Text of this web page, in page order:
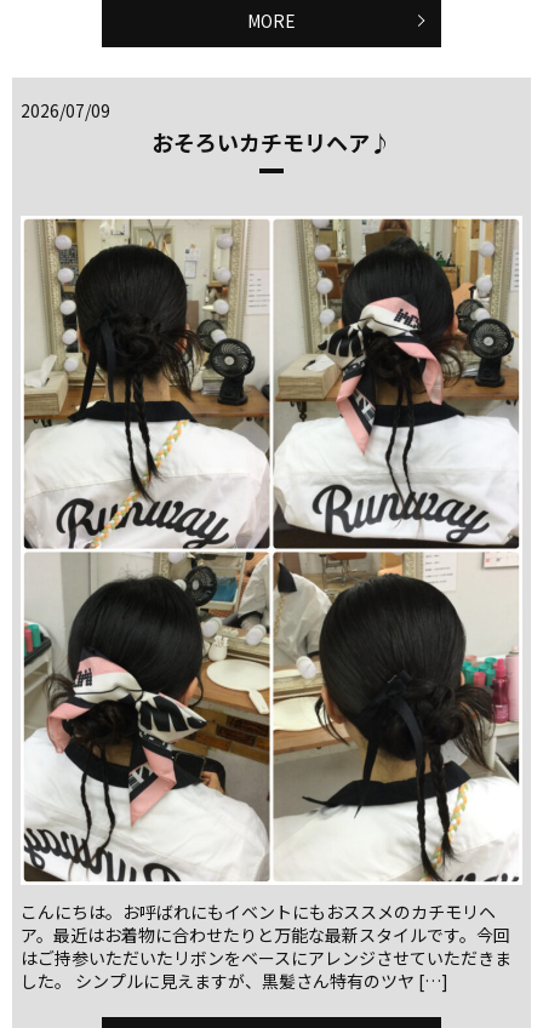
MORE
2026/07/09
おそろいカチモリヘア♪
こんにちは。お呼ばれにもイベントにもおススメのカチモリヘ
ア。最近はお着物に合わせたりと万能な最新スタイルです。今回
はご持参いただいたリボンをベースにアレンジさせていただきま
した。 シンプルに見えますが、黒髪さん特有のツヤ […]